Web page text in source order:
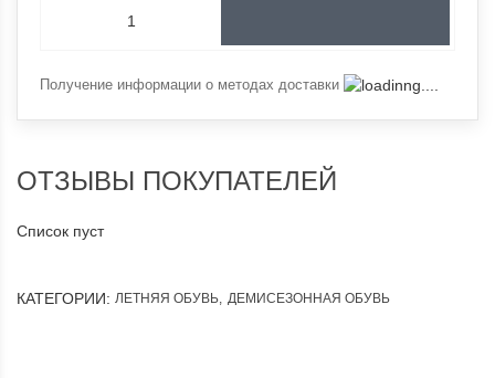
Получение информации о методах доставки
ОТЗЫВЫ ПОКУПАТЕЛЕЙ
Список пуст
КАТЕГОРИИ: ЛЕТНЯЯ ОБУВЬ, ДЕМИСЕЗОННАЯ ОБУВЬ